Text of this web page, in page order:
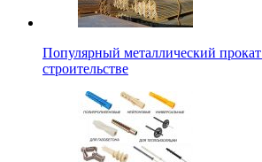
Популярный металлический
строительстве